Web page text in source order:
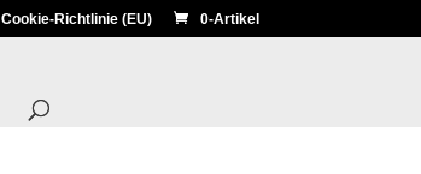
Cookie-Richtlinie (EU) 0-Artikel